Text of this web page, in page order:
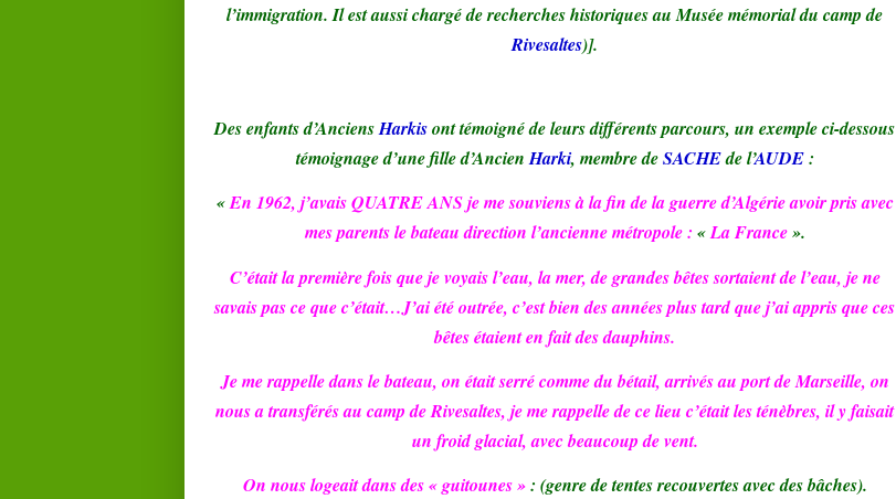
l’immigration. Il est aussi chargé de recherches historiques au Musée mémorial du camp de
Rivesaltes)].
Des enfants d’AnciensHarkisont témoigné de leurs différents parcours, un exemple ci-dessous
témoignage d’une fille d’AncienHarki, membre deSACHEde l’AUDE:
«En 1962, j’avais QUATRE ANS je me souviens à la fin de la guerre d’Algérie avoir pris avec
mes parents le bateau direction l’ancienne métropole : «La France».
C’était la première fois que je voyais l’eau, la mer, de grandes bêtes sortaient de l’eau, je ne
savais pas ce que c’était…J’ai été outrée, c’est bien des années plus tard que j’ai appris que ces
bêtes étaient en fait des dauphins.
Je me rappelle dans le bateau, on était serré comme du bétail, arrivés au port de Marseille, on
nous a transférés au camp de Rivesaltes, je me rappelle de ce lieu c’était les ténèbres, il y faisait
un froid glacial, avec beaucoup de vent.
On nous logeait dans des « guitounes »: (genre de tentes recouvertes avec des bâches).